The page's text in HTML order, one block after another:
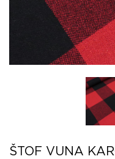
ŠTOF VUNA